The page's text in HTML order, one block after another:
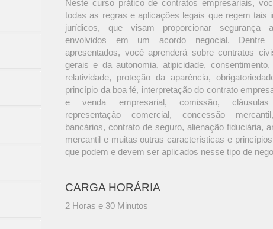
Neste curso prático de contratos empresariais,
todas as regras e aplicações legais que regem tais
jurídicos, que visam proporcionar segurança
envolvidos em um acordo negocial. Dentre
apresentados, você aprenderá sobre contratos
gerais e da autonomia, atipicidade,
relatividade, proteção da aparência,
princípio da boa fé, interpretação do contrato
e venda empresarial, comissão, cláusulas
representação comercial, concessão
bancários, contrato de seguro, alienação fiduciária,
mercantil e muitas outras características e
que podem e devem ser aplicados nesse tipo de
CARGA HORÁRIA
2 Horas e 30 Minutos